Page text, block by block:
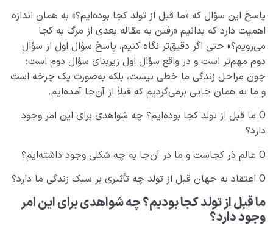
مرگ یا تولد؟ 0/13
دنیا؛ باشگاه انسان‌سازی
چگونه انسان شویم؟ 0/18
پاسخ این سؤال که «ما قبل از تولد کجا بوده‌ایم؟» به همان اندازه
اهمیت دارد که بدانیم «رفتن به مقاله بعدی از مرگ به کجا
می‌رویم؟» حتی اگر دقیق‌تر نگاه کنیم، پاسخ سؤال اول از سؤال
دوم مهم‌تر است و در واقع سؤال اول زیربنای سؤال دوم است؛
چون مراحل زندگی ما خطی نیست، بلکه به‌صورت یک چرخه است
و ما به همان‌ جایی برمی‌گردیم که قبلاً از آن‌جا آمده‌ایم.
O ما قبل از تولد کجا بوده‌ایم؟ چه شواهدی برای این امر وجود
دارد؟
O عالم ذر کجاست و ما در آن‌جا به چه شکلی وجود داشته‌ایم؟
O اعتقاد به جهان قبل از تولد چه تأثیری بر سبک زندگی ما دارد؟
ما قبل از تولد کجا بودیم؟ چه شواهدی برای این امر
وجود دارد؟